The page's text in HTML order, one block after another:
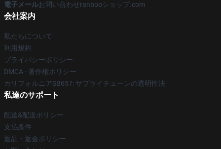
電子メールお問い合わせranbooショップ.com
会社案内
私たちについて
利用規約
プライバシーポリシー
DMCA - 著作権ポリシー
カリフォルニアSB657: サプライチェーンの透明性法
私達のサポート
配送&配送ポリシー
支払条件
返品・返金ポリシー